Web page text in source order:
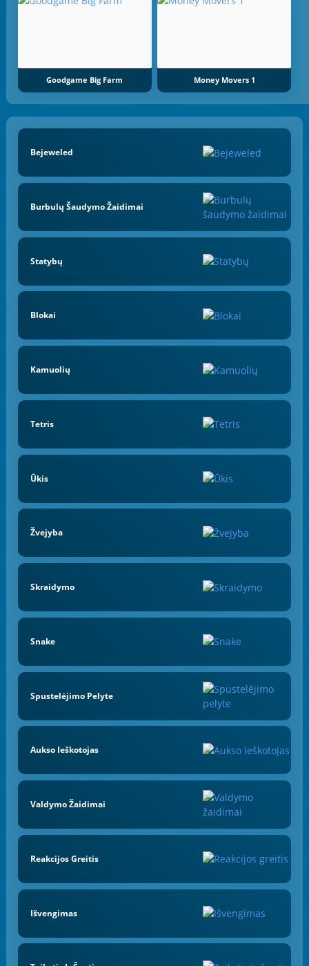
Goodgame Big Farm Money Movers 1
Bejeweled
Burbulų Šaudymo Žaidimai
Statybų
Blokai
Kamuolių
Tetris
Ūkis
Žvejyba
Skraidymo
Snake
Spustelėjimo Pelyte
Aukso Ieškotojas
Valdymo Žaidimai
Reakcijos Greitis
Išvengimas